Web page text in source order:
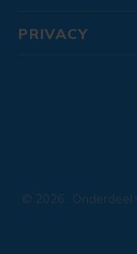
© 2026 . Onderdeel
PRIVACY